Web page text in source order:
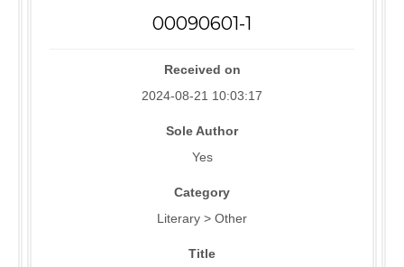
00090601-1
Received on
2024-08-21 10:03:17
Sole Author
Yes
Category
Literary > Other
Title